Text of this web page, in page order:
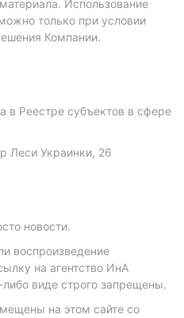
Использование
только при условии
Компании.
в Реестре субъектов в сфере
Леси Украинки, 26
новости.
воспроизведение
на агентство ИнА
либо виде строго запрещены.
на этом сайте со